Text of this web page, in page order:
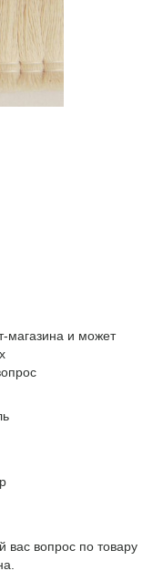
магазина и может
вопрос по товару